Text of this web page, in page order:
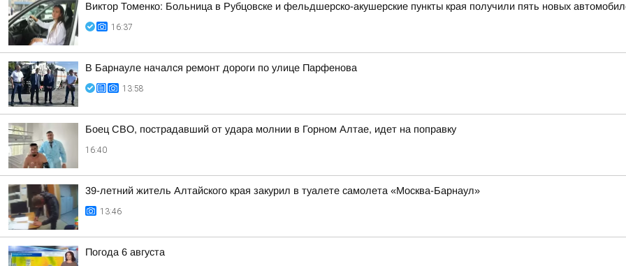
Виктор Томенко: Больница в Рубцовске и фельдшерско-акушерские пункты края получили пять новых
16:37
В Барнауле начался ремонт дороги по улице Парфенова
13:58
Боец СВО, пострадавший от удара молнии в Горном Алтае, идет на поправку
16:40
39-летний житель Алтайского края закурил в туалете самолета «Москва-Барнаул»
13:46
Погода 6 августа